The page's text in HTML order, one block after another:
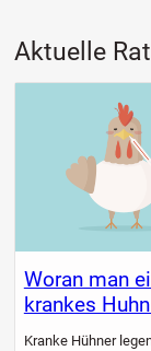
Aktuelle
Woran man
krankes
Kranke Hühner